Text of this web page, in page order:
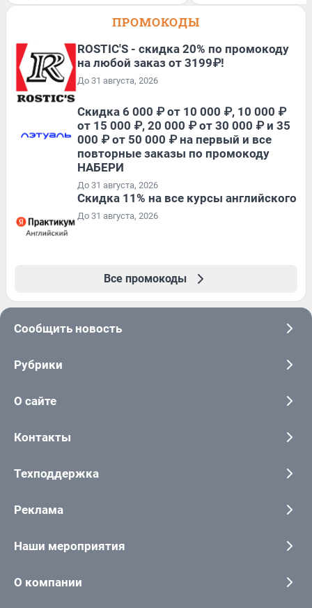
ПРОМОКОДЫ
ROSTIC'S - скидка 20% по промокоду
на любой заказ от 3199₽!
До 31 августа, 2026
Скидка 6 000 ₽ от 10 000 ₽, 10 000 ₽
от 15 000 ₽, 20 000 ₽ от 30 000 ₽ и 35
000 ₽ от 50 000 ₽ на первый и все
повторные заказы по промокоду
НАБЕРИ
До 31 августа, 2026
Скидка 11% на все курсы английского
До 31 августа, 2026
Все промокоды
Сообщить новость
Рубрики
О сайте
Контакты
Техподдержка
Реклама
Наши мероприятия
О компании